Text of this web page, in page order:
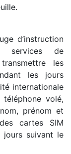
d’instruction
services de
les
les jours
internationale
téléphone volé,
prénom et
cartes SIM
jours suivant le